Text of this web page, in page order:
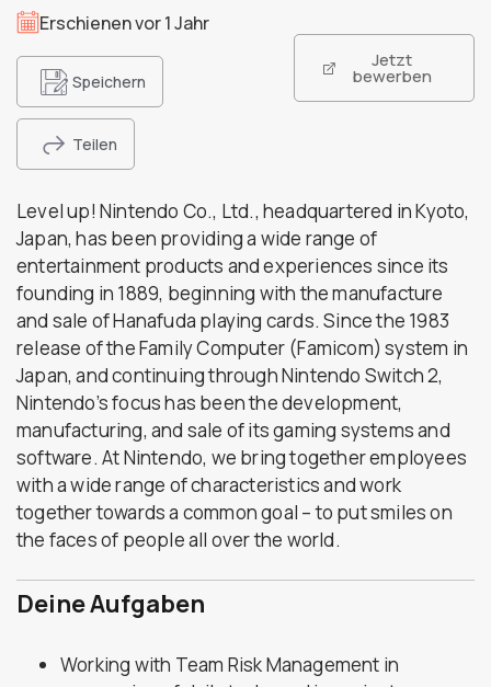
Erschienen vor 1 Jahr
Speichern
Teilen
Jetzt
bewerben
Level up! Nintendo Co., Ltd., headquartered in Kyoto,
Japan, has been providing a wide range of
entertainment products and experiences since its
founding in 1889, beginning with the manufacture
and sale of Hanafuda playing cards. Since the 1983
release of the Family Computer (Famicom) system in
Japan, and continuing through Nintendo Switch 2,
Nintendo’s focus has been the development,
manufacturing, and sale of its gaming systems and
software. At Nintendo, we bring together employees
with a wide range of characteristics and work
together towards a common goal – to put smiles on
the faces of people all over the world.
Deine Aufgaben
Working with Team Risk Management in